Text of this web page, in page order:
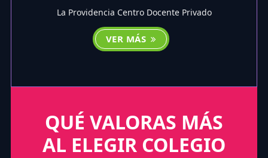
La Providencia Centro Docente Privado
VER MÁS
QUÉ VALORAS MÁS
AL ELEGIR COLEGIO